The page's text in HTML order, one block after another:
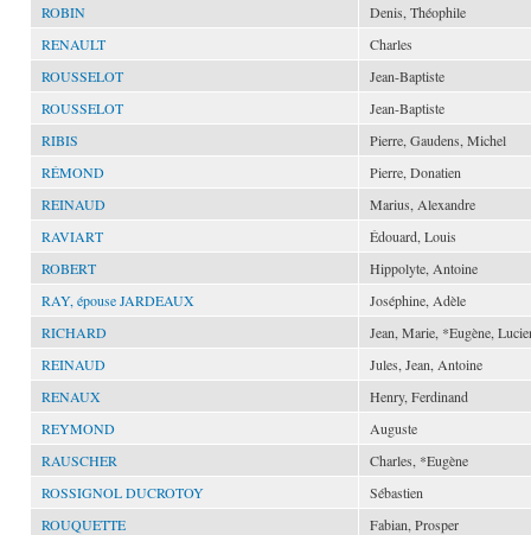
ROBIN
Denis, Théophile
RENAULT
Charles
ROUSSELOT
Jean-Baptiste
ROUSSELOT
Jean-Baptiste
RIBIS
Pierre, Gaudens, Michel
RÉMOND
Pierre, Donatien
REINAUD
Marius, Alexandre
RAVIART
Édouard, Louis
ROBERT
Hippolyte, Antoine
RAY, épouse JARDEAUX
Joséphine, Adèle
RICHARD
Jean, Marie, *Eugène,
REINAUD
Jules, Jean, Antoine
RENAUX
Henry, Ferdinand
REYMOND
Auguste
RAUSCHER
Charles, *Eugène
ROSSIGNOL DUCROTOY
Sébastien
ROUQUETTE
Fabian, Prosper